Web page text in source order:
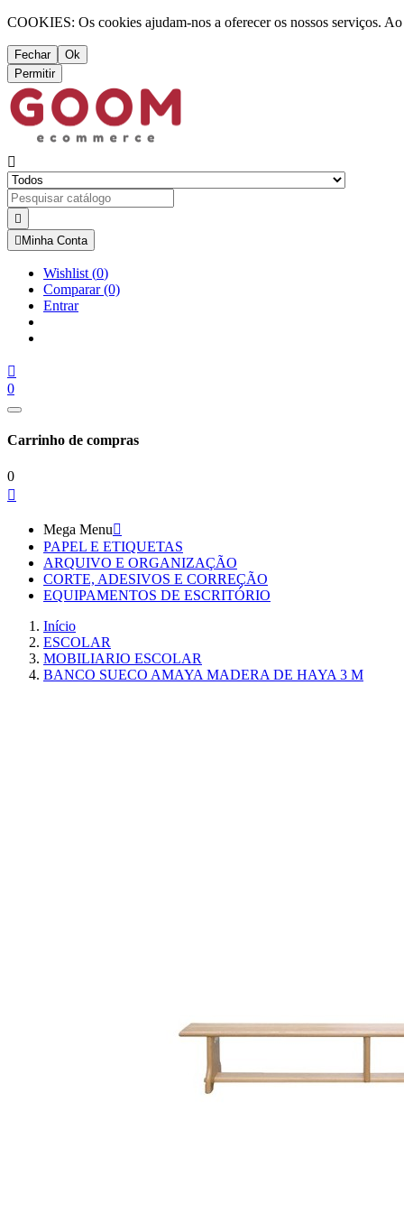
COOKIES: Os cookies ajudam-nos a oferecer os nossos serviços.
Fechar
Ok
Permitir


 Minha Conta
Wishlist (0)
Comparar(0)
Entrar

0
Carrinho de compras
0

Mega Menu
PAPEL E ETIQUETAS
ARQUIVO E ORGANIZAÇÃO
CORTE, ADESIVOS E CORREÇÃO
EQUIPAMENTOS DE ESCRITÓRIO
Início
ESCOLAR
MOBILIARIO ESCOLAR
BANCO SUECO AMAYA MADERA DE HAYA 3 M